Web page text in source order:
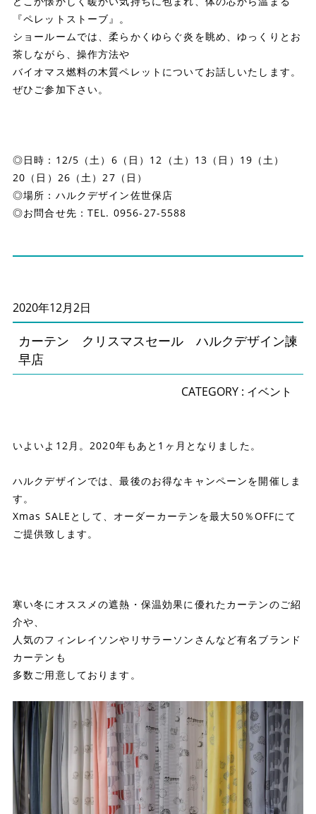
『ペレットストーブ』。
ショールームでは、柔らかくゆらぐ炎を眺め、ゆっくりとお
茶しながら、操作方法や
バイオマス燃料の木質ペレットについてお話しいたします。
ぜひご参加下さい。
◎日時：12/5（土）6（日）12（土）13（日）19（土）
20（日）26（土）27（日）
◎場所：ハルクデザイン佐世保店
◎お問合せ先：TEL. 0956-27-5588
2020年12月2日
カーテン クリスマスセール ハルクデザイン諫
早店
CATEGORY : イベント
いよいよ12月。2020年もあと1ヶ月となりました。
ハルクデザインでは、最後のお得なキャンペーンを開催しま
す。
Xmas SALEとして、オーダーカーテンを最大50％OFFにて
ご提供致します。
寒い冬にオススメの遮熱・保温効果に優れたカーテンのご紹
介や、
人気のフィンレイソンやリサラーソンさんなど有名ブランド
カーテンも
多数ご用意しております。